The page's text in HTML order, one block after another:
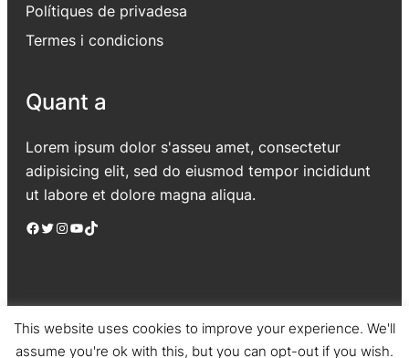
Polítiques de privadesa
Termes i condicions
Quant a
Lorem ipsum dolor s'asseu amet, consectetur
adipisicing elit, sed do eiusmod tempor incididunt
ut labore et dolore magna aliqua.
Facebook Twitter Instagram YouTube TikTok
Jadro |Powered by WordPress
This website uses cookies to improve your experience. We'll
assume you're ok with this, but you can opt-out if you wish.